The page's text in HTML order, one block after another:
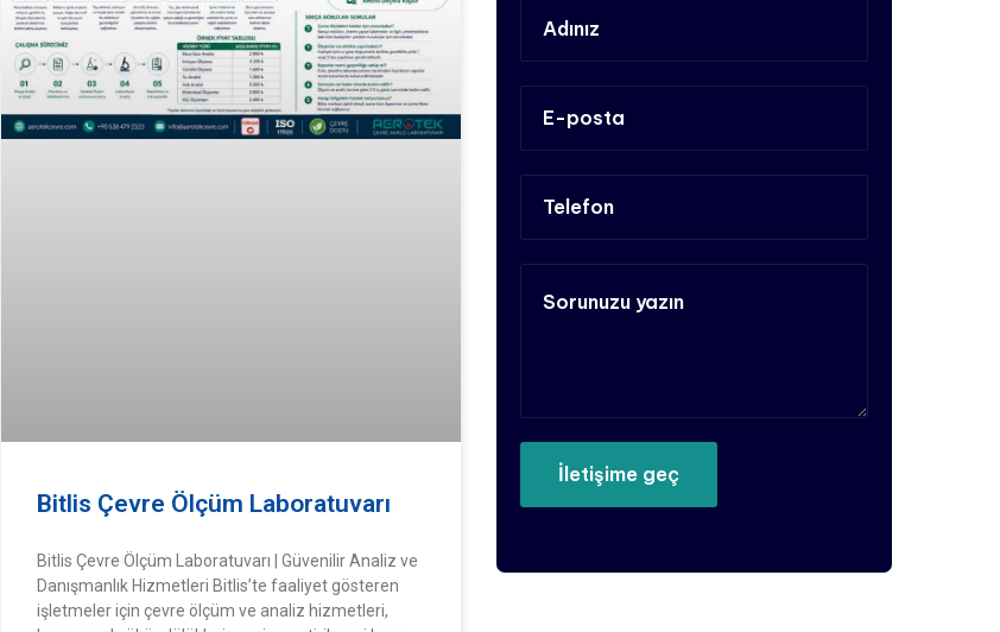
Bitlis Çevre Ölçüm Laboratuvarı
Bitlis Çevre Ölçüm Laboratuvarı | Güvenilir Analiz ve
Danışmanlık Hizmetleri Bitlis’te faaliyet gösteren
işletmeler için çevre ölçüm ve analiz hizmetleri,